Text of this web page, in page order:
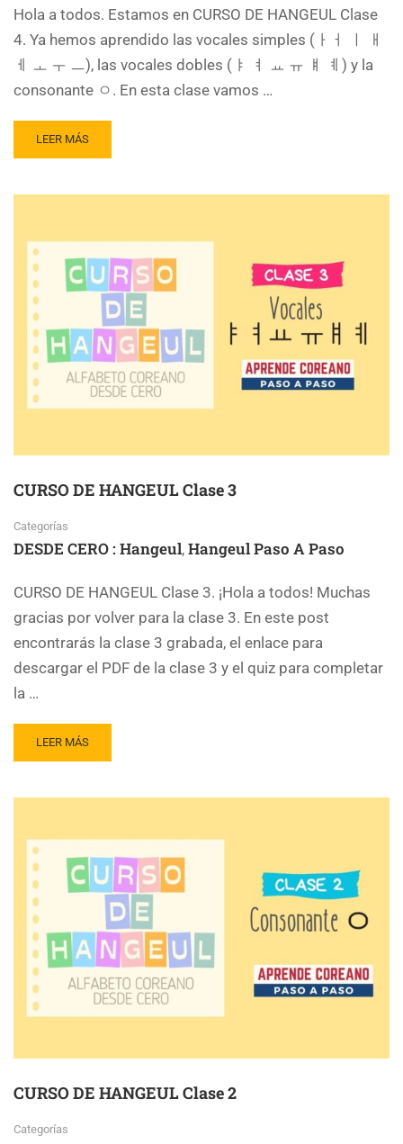
Hola a todos. Estamos en CURSO DE HANGEUL Clase
4. Ya hemos aprendido las vocales simples (ㅏㅓ ㅣ ㅐ
ㅔ ㅗ ㅜ ㅡ), las vocales dobles (ㅑ ㅕ ㅛ ㅠ ㅒ ㅖ) y la
consonante ㅇ. En esta clase vamos …
LEER MÁS
CURSO DE HANGEUL Clase 3
Categorías
DESDE CERO : Hangeul, Hangeul Paso A Paso
CURSO DE HANGEUL Clase 3. ¡Hola a todos! Muchas
gracias por volver para la clase 3. En este post
encontrarás la clase 3 grabada, el enlace para
descargar el PDF de la clase 3 y el quiz para completar
la …
LEER MÁS
CURSO DE HANGEUL Clase 2
Categorías